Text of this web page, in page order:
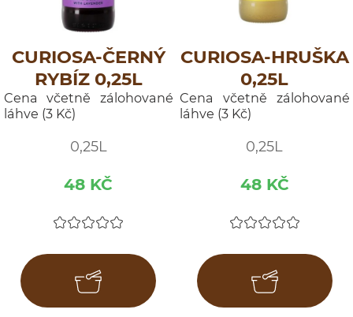
CURIOSA-ČERNÝ
RYBÍZ 0,25L
Cena včetně zálohované
láhve (3 Kč)
0,25L
48 KČ
CURIOSA-HRUŠKA
0,25L
Cena včetně zálohované
láhve (3 Kč)
0,25L
48 KČ